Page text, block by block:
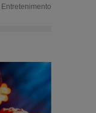
Entretenimento